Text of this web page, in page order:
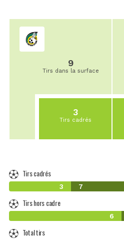
9
Tirs dans la surface
3
Tirs cadrés
Tirs cadrés
3 7
Tirs hors cadre
6
Total tirs